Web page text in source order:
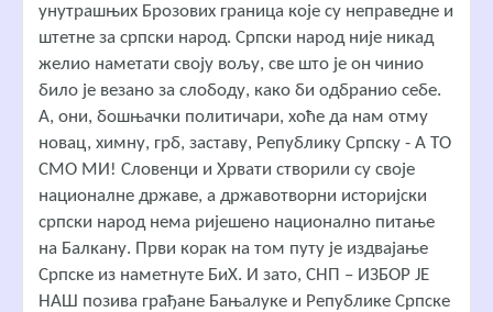
унутрашњих Брозових граница које су неправедне и
штетне за српски народ. Српски народ није никад
желио наметати своју вољу, све што је он чинио
било је везано за слободу, како би одбранио себе.
А, они, бошњачки политичари, хоће да нам отму
новац, химну, грб, заставу, Републику Српску - А ТО
СМО МИ! Словенци и Хрвати створили су своје
националне државе, а државотворни историјски
српски народ нема ријешено национално питање
на Балкану. Први корак на том путу је издвајање
Српске из наметнуте БиХ. И зато, СНП – ИЗБОР ЈЕ
НАШ позива грађане Бањалуке и Републике Српске